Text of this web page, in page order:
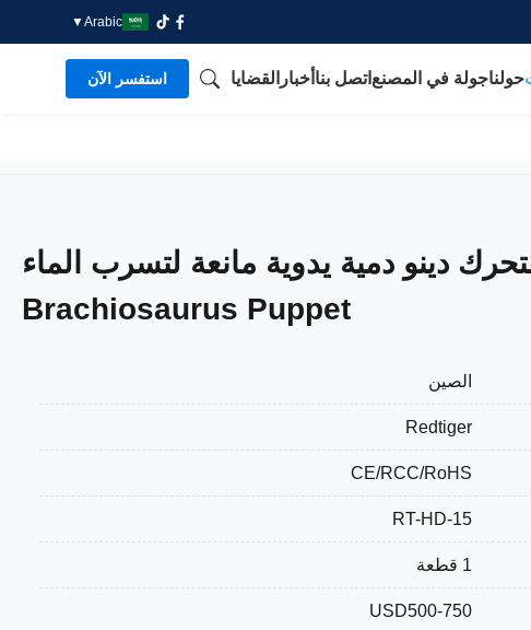
Arabic
▼
حولناجولة في المصنع اتصل بنا أخبار القضايا استفسر الآن
دينو دمية يدوية مانعة لتسرب الماء
Brachiosaurus Puppet
الصين
Redtiger
CE/RCC/RoHS
RT-HD-15
1 قطعة
USD500-750